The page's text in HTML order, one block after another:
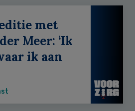
met
Meer: ‘Ik
ik aan